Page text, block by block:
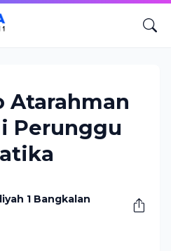
Atarahman
Perunggu
1 Bangkalan